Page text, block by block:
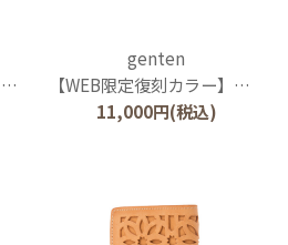
genten
【WEB限定復刻カラー】カットワーク ペンケース
11,000円(税込)